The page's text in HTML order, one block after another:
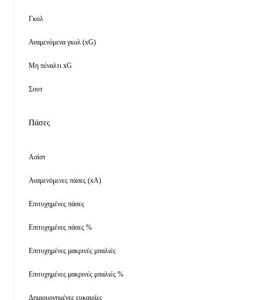
Γκολ
Αναμενόμενα γκολ (xG)
Μη πέναλτι xG
Σουτ
Πάσες
Ασίστ
Αναμενόμενες πάσες (xA)
Επιτυχημένες πάσες
Επιτυχημένες πάσες %
Επιτυχημένες μακρινές μπαλιές
Επιτυχημένες μακρινές μπαλιές %
Δημιουργημένες ευκαιρίες